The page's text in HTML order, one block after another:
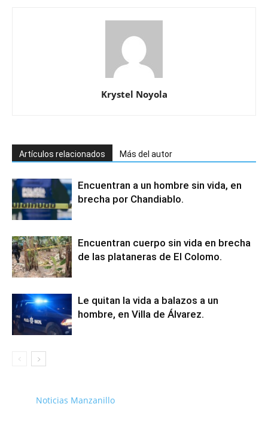
Krystel Noyola
Artículos relacionados Más del autor
Encuentran a un hombre sin vida, en
brecha por Chandiablo.
Encuentran cuerpo sin vida en brecha
de las plataneras de El Colomo.
Le quitan la vida a balazos a un
hombre, en Villa de Álvarez.
Noticias Manzanillo